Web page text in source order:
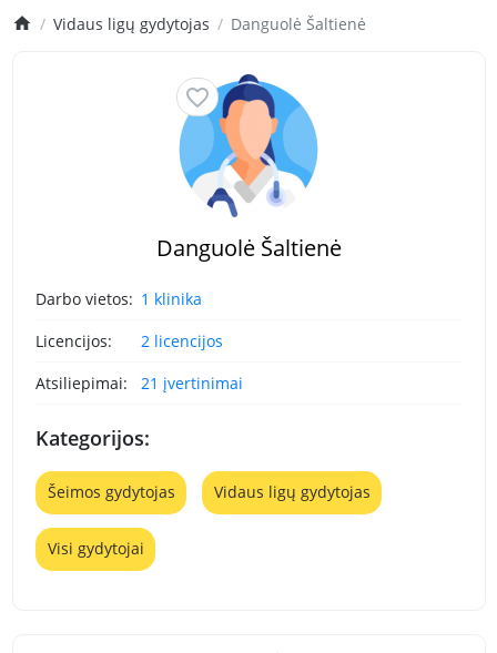
Vidaus ligų gydytojas Danguolė Šaltienė
Danguolė Šaltienė
Darbo vietos: 1 klinika
Licencijos:
2 licencijos
Atsiliepimai:
21 įvertinimai
Kategorijos:
Šeimos gydytojas Vidaus ligų gydytojas
Visi gydytojai